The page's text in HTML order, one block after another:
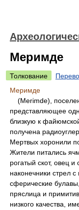
Меримде
Толкование
Меримде
(Merimde),
представляющее
близкую к
получена
Мертвых хоронили
Жители питались
рогатый скот, овец
наконечники стрел
сферические
пряслица и
низкого качества,